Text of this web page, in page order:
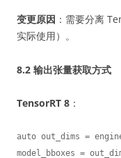
变更原因 ：需要分离
实际使用）。
8.2 输出张量获取方式
TensorRT 8 ：
auto out_dims =
model_bboxes =